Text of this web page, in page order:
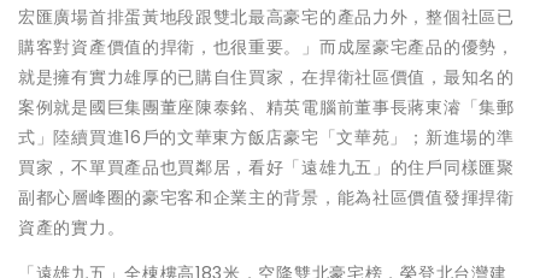
宏匯廣場首排蛋黃地段跟雙北最高豪宅的產品力外，整個社區已
購客對資產價值的捍衛，也很重要。」而成屋豪宅產品的優勢，
就是擁有實力雄厚的已購自住買家，在捍衛社區價值，最知名的
案例就是國巨集團董座陳泰銘、精英電腦前董事長蔣東濬「集郵
式」陸續買進16戶的文華東方飯店豪宅「文華苑」；新進場的準
買家，不單買產品也買鄰居，看好「遠雄九五」的住戶同樣匯聚
副都心層峰圈的豪宅客和企業主的背景，能為社區價值發揮捍衛
資產的實力。
「遠雄九五」全棟樓高183米，空降雙北豪宅榜，榮登北台灣建